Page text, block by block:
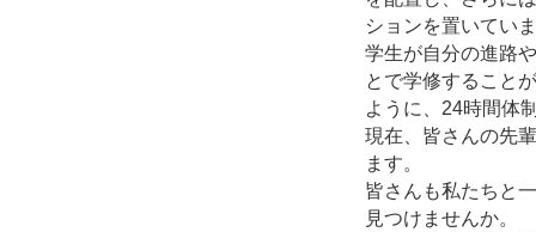
ションを置いてい
学生が自分の進路
とで学修すること
ように、24時間体
現在、皆さんの先
ます。
皆さんも私たちと
見つけませんか。